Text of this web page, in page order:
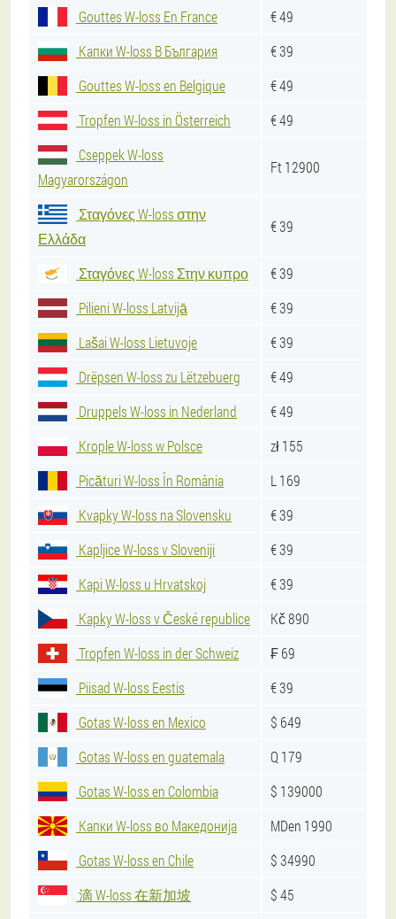
Gouttes W-loss En France
€ 49
Капки W-loss В България
€ 39
Gouttes W-loss en Belgique
€ 49
Tropfen W-loss in Österreich
€ 49
Cseppek W-loss
Magyarországon
Ft 12900
Σταγόνες W-loss στην
Ελλάδα
€ 39
Σταγόνες W-loss Στην κυπρο
€ 39
Pilieni W-loss Latvijā
€ 39
Lašai W-loss Lietuvoje
€ 39
Drëpsen W-loss zu Lëtzebuerg
€ 49
Druppels W-loss in Nederland
€ 49
Krople W-loss w Polsce
zł 155
Picături W-loss În România
L 169
Kvapky W-loss na Slovensku
€ 39
Kapljice W-loss v Sloveniji
€ 39
Kapi W-loss u Hrvatskoj
€ 39
Kapky W-loss v České republice
Kč 890
Tropfen W-loss in der Schweiz
₣ 69
Piisad W-loss Eestis
€ 39
Gotas W-loss en Mexico
$ 649
Gotas W-loss en guatemala
Q 179
Gotas W-loss en Colombia
$ 139000
Капки W-loss во Македонија
MDen 1990
Gotas W-loss en Chile
$ 34990
滴 W-loss 在新加坡
$ 45